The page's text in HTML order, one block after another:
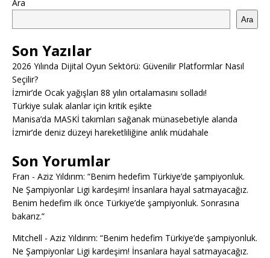
Ara
Ara
Son Yazılar
2026 Yılında Dijital Oyun Sektörü: Güvenilir Platformlar Nasıl
Seçilir?
İzmir’de Ocak yağışları 88 yılın ortalamasını solladı!
Türkiye sulak alanlar için kritik eşikte
Manisa’da MASKİ takımları sağanak münasebetiyle alanda
İzmir’de deniz düzeyi hareketliliğine anlık müdahale
Son Yorumlar
Fran - Aziz Yıldırım: “Benim hedefim Türkiye’de şampiyonluk.
Ne Şampiyonlar Ligi kardeşim! İnsanlara hayal satmayacağız.
Benim hedefim ilk önce Türkiye’de şampiyonluk. Sonrasına
bakarız.”
Mitchell - Aziz Yıldırım: “Benim hedefim Türkiye’de şampiyonluk.
Ne Şampiyonlar Ligi kardeşim! İnsanlara hayal satmayacağız.